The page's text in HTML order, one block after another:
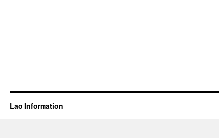
Lao Information